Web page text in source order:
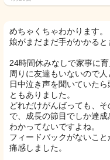
めちゃくちゃわかります。
娘がまだまだ手がかかると
24時間休みなしで家事に
周りに友達もいないので
日中泣き声を聞いていた
ともありました。
どれだけがんばっても、
で、成長の節目でしか達
わかってないですよね。
フィードバックがないこ
痛感しました。